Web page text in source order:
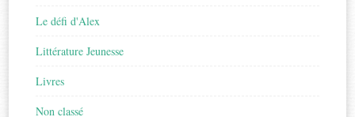
Le défi d'Alex
Littérature Jeunesse
Livres
Non classé